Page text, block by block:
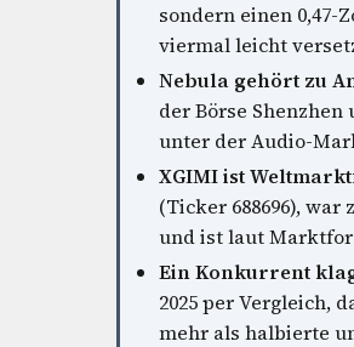
sondern einen 0,47-
viermal leicht
Nebula gehört zu
der Börse
unter der Audio-
XGIMI ist
(Ticker 688696),
und ist laut
Ein Konkurrent
2025 per Vergleich,
mehr als halbierte